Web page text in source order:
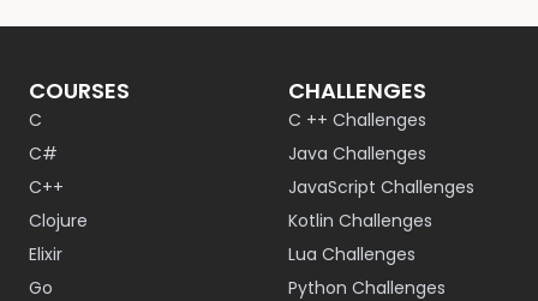
COURSES
C
C#
C++
Clojure
Elixir
Go
CHALLENGES
C ++ Challenges
Java Challenges
JavaScript Challenges
Kotlin Challenges
Lua Challenges
Python Challenges